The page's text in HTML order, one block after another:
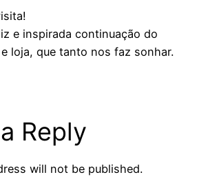
e inspirada continuação do
loja, que tanto nos faz sonhar.
Reply
will not be published.